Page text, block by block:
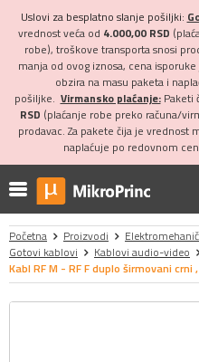
Uslovi za besplatno slanje pošiljki:
vrednost veća od 4.000,00 RSD
robe), troškove transporta snosi
manja od ovog iznosa, cena
obzira na masu paketa i
pošiljke. Virmansko plaćanje:Paketi
RSD (plaćanje robe preko računa/
prodavac. Za pakete čija je vrednost
naplaćuje po redovnom
Početna Proizvodi
Gotovi kablovi
Kablovi audio-video
Kabl RF M - RF F duplo širmovani crni